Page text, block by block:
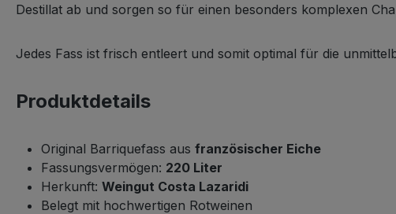
Destillat ab und sorgen so für einen besonders komplexen
Jedes Fass ist frisch entleert und somit optimal für die
Produktdetails
Original Barriquefass aus französischer Eiche
Fassungsvermögen: 220 Liter
Herkunft: Weingut Costa Lazaridi
Belegt mit hochwertigen Rotweinen